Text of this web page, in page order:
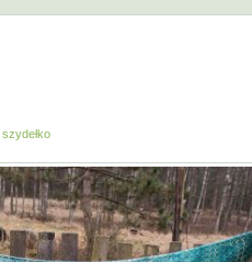
szydełko